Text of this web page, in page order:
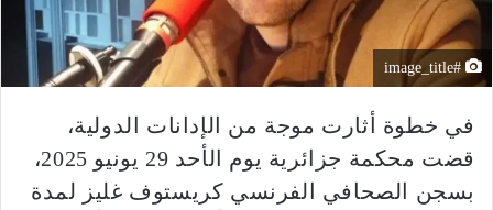
#image_title
في خطوة أثارت موجة من الإدانات الدولية،
قضت محكمة جزائرية يوم الأحد 29 يونيو 2025،
بسجن الصحافي الفرنسي كريستوف غليز لمدة